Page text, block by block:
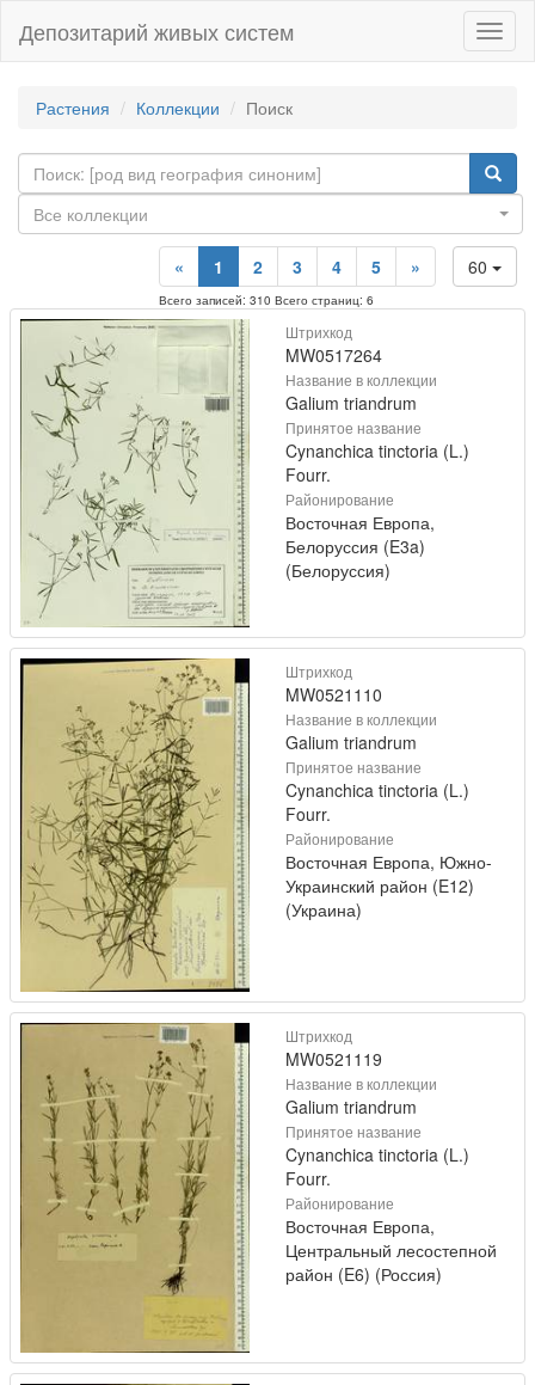
Депозитарий живых систем
Растения Коллекции Поиск
Все коллекции
60
« 1 2 3 4 5 »
Всего записей: 310 Всего страниц: 6
Штрихкод
MW0517264
Название в коллекции
Galium triandrum
Принятое название
Cynanchica tinctoria (L.)
Fourr.
Районирование
Восточная Европа,
Белоруссия (E3a)
(Белоруссия)
Штрихкод
MW0521110
Название в коллекции
Galium triandrum
Принятое название
Cynanchica tinctoria (L.)
Fourr.
Районирование
Восточная Европа, Южно-
Украинский район (E12)
(Украина)
Штрихкод
MW0521119
Название в коллекции
Galium triandrum
Принятое название
Cynanchica tinctoria (L.)
Fourr.
Районирование
Восточная Европа,
Центральный лесостепной
район (E6) (Россия)